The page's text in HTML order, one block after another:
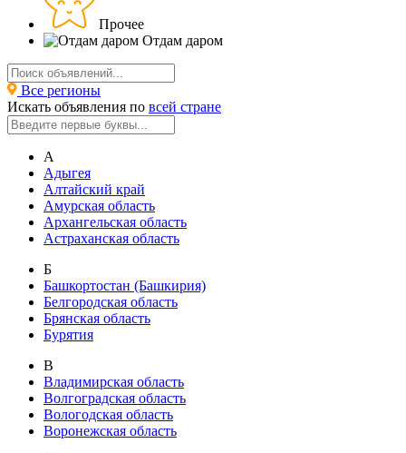
Прочее
Отдам даром
Все регионы
Искать объявления по всей стране
А
Адыгея
Алтайский край
Амурская область
Архангельская область
Астраханская область
Б
Башкортостан (Башкирия)
Белгородская область
Брянская область
Бурятия
В
Владимирская область
Волгоградская область
Вологодская область
Воронежская область